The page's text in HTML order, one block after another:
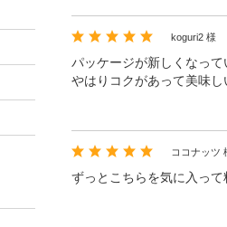
koguri2 様
パッケージが新しくなっ
やはりコクがあって美味し
ココナッツ
ずっとこちらを気に入っ